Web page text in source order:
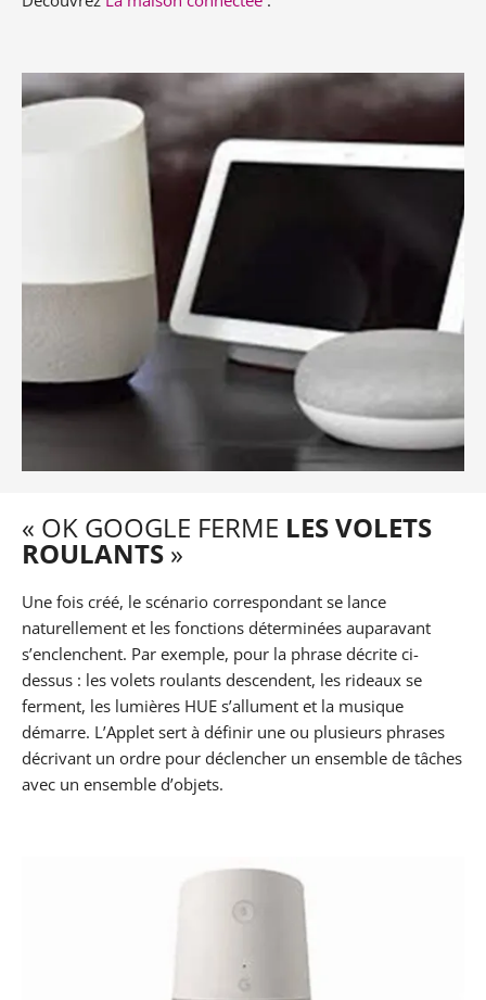
« OK GOOGLE FERME LES VOLETS
ROULANTS »
Une fois créé, le scénario correspondant se lance
naturellement et les fonctions déterminées auparavant
s’enclenchent. Par exemple, pour la phrase décrite ci-
dessus : les volets roulants descendent, les rideaux se
ferment, les lumières HUE s’allument et la musique
démarre. L’Applet sert à définir une ou plusieurs phrases
décrivant un ordre pour déclencher un ensemble de tâches
avec un ensemble d’objets.